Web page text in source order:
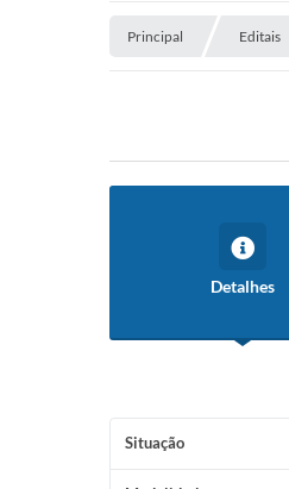
Principal Editais
Detalhes
Situação